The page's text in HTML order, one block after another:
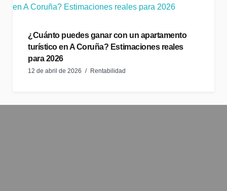
¿Cuánto puedes ganar con un apartamento
turístico en A Coruña? Estimaciones reales
para 2026
12 de abril de 2026 Rentabilidad